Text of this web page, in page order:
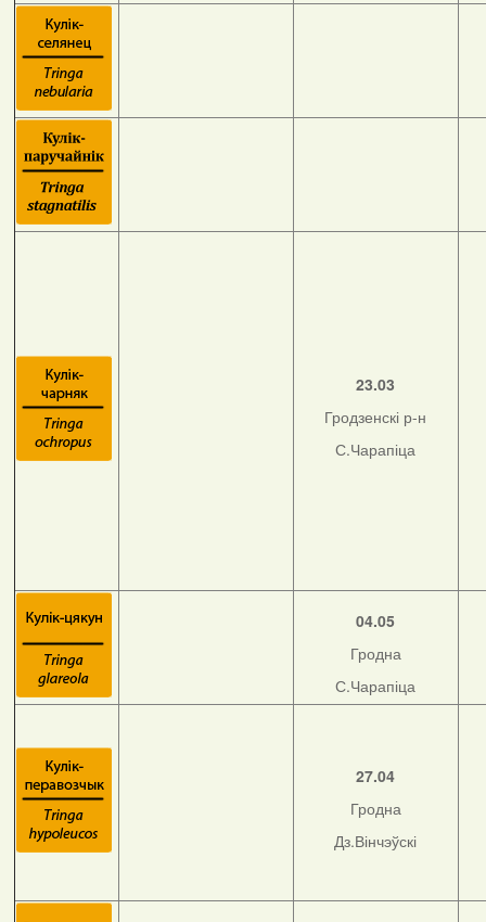
23.03
Гродзенскі р-н
С.Чарапіца
04.05
Гродна
С.Чарапіца
27.04
Гродна
Дз.Вінчэўскі